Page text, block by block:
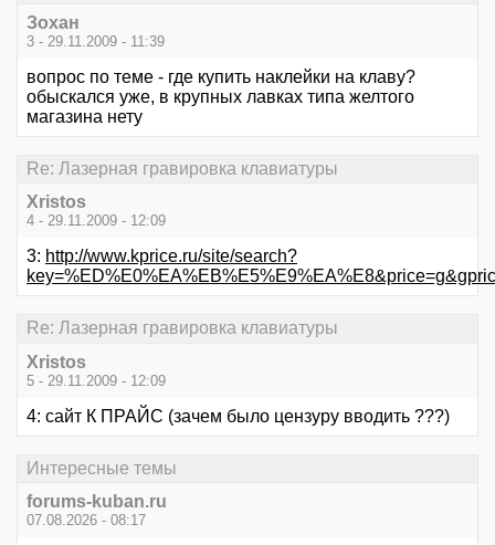
Зохан
3 - 29.11.2009 - 11:39
вопрос по теме - где купить наклейки на клаву?
обыскался уже, в крупных лавках типа желтого
магазина нету
Re: Лазерная гравировка клавиатуры
Xristos
4 - 29.11.2009 - 12:09
3: http://www.kprice.ru/site/search?
Re: Лазерная гравировка клавиатуры
Xristos
5 - 29.11.2009 - 12:09
4: сайт К ПРАЙС (зачем было цензуру вводить ???)
Интересные темы
forums-kuban.ru
07.08.2026 - 08:17